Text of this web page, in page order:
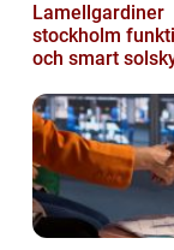
Lamellgardiner
stockholm funktion, form
och smart